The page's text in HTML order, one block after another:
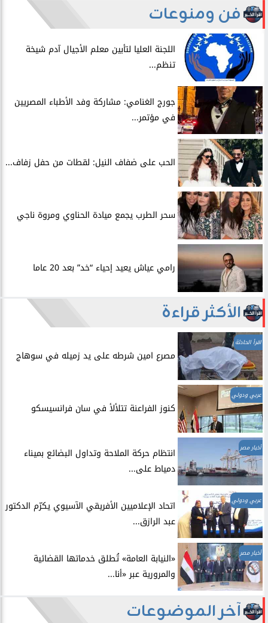
فن ومنوعات
اللجنة العليا لتأبين معلم الأجيال آدم شيخة
تنظم...
جورج الغنامي: مشاركة وفد الأطباء المصريين
في مؤتمر...
الحب على ضفاف النيل: لقطات من حفل زفاف...
سحر الطرب يجمع ميادة الحناوي ومروة ناجي
رامي عياش يعيد إحياء “خد” بعد 20 عاما
الأكثر قراءة
اقرأ الحادثة
مصرع امين شرطه على يد زميله في سوهاج
عربي ودولي
​كنوز الفراعنة تتلألأ في سان فرانسيسكو
أخبار مصر
انتظام حركة الملاحة وتداول البضائع بميناء
دمياط على...
عربي ودولي
اتحاد الإعلاميين الأفريقي الآسيوي يكرّم الدكتور
عبد الرازق...
أخبار مصر
​«النيابة العامة» تُطلق خدماتها القضائية
والمرورية عبر «أنا...
آخر الموضوعات